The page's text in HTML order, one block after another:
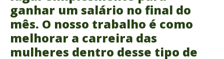
ganhar um salário no final do
mês. O nosso trabalho é como
melhorar a carreira das
mulheres dentro desse tipo de